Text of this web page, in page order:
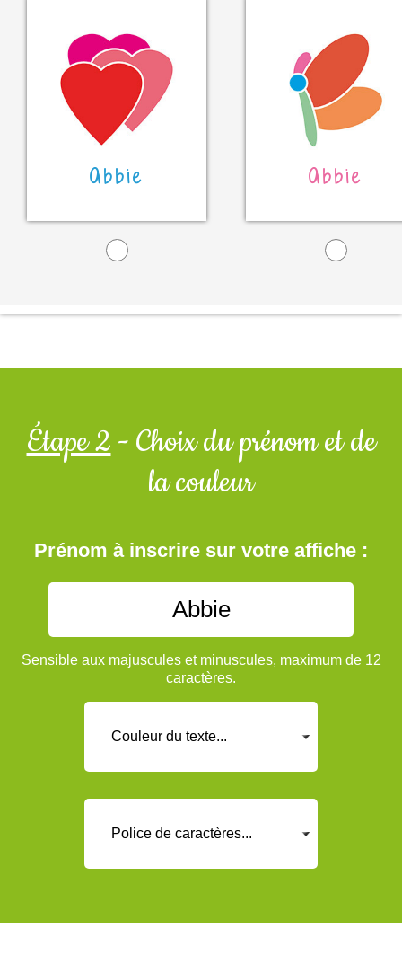
Abbie Abbie
Étape 2- Choix du prénom et de
la couleur
Prénom à inscrire sur votre affiche :
Sensible aux majuscules et minuscules, maximum de 12
caractères.